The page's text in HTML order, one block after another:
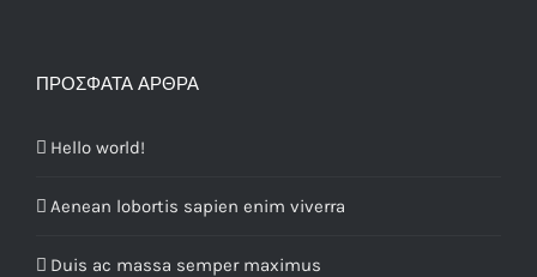
ΠΡΌΣΦΑΤΑ ΆΡΘΡΑ
Hello world!
Aenean lobortis sapien enim viverra
Duis ac massa semper maximus